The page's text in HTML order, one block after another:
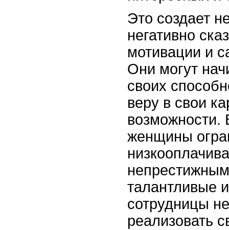
Это создает
негативно
мотивации и
Они могут
своих
веру в свои
возможности.
женщины
талантливые
сотрудницы
реализовать